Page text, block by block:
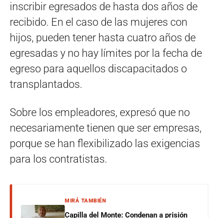
inscribir egresados de hasta dos años de
recibido. En el caso de las mujeres con
hijos, pueden tener hasta cuatro años de
egresadas y no hay límites por la fecha de
egreso para aquellos discapacitados o
transplantados.
Sobre los empleadores, expresó que no
necesariamente tienen que ser empresas,
porque se han flexibilizado las exigencias
para los contratistas.
MIRÁ TAMBIÉN
Capilla del Monte: Condenan a prisión